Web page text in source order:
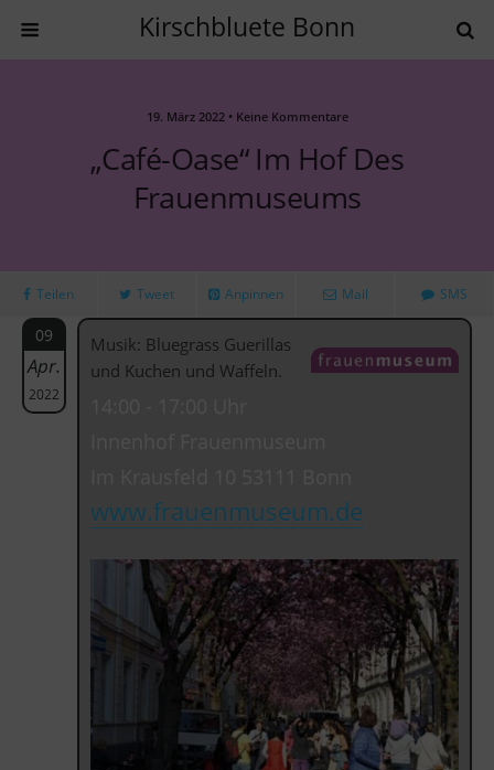
Kirschbluete Bonn
19. März 2022 • Keine Kommentare
„Café-Oase“ Im Hof Des
Frauenmuseums
Teilen Tweet Anpinnen Mail SMS
09
Apr.
2022
Musik: Bluegrass Guerillas
und Kuchen und Waffeln.
www.frauenmuseum.de